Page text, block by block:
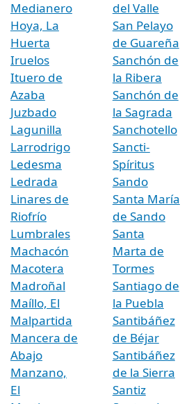
Medianero
Hoya, La
Huerta
Iruelos
Ituero de
Azaba
Juzbado
Lagunilla
Larrodrigo
Ledesma
Ledrada
Linares de
Riofrío
Lumbrales
Machacón
Macotera
Madroñal
Maíllo, El
Malpartida
Mancera de
Abajo
Manzano,
El
del Valle
San Pelayo
de Guareña
Sanchón de
la Ribera
Sanchón de
la Sagrada
Sanchotello
Sancti-
Spíritus
Sando
Santa María
de Sando
Santa
Marta de
Tormes
Santiago de
la Puebla
Santibáñez
de Béjar
Santibáñez
de la Sierra
Santiz